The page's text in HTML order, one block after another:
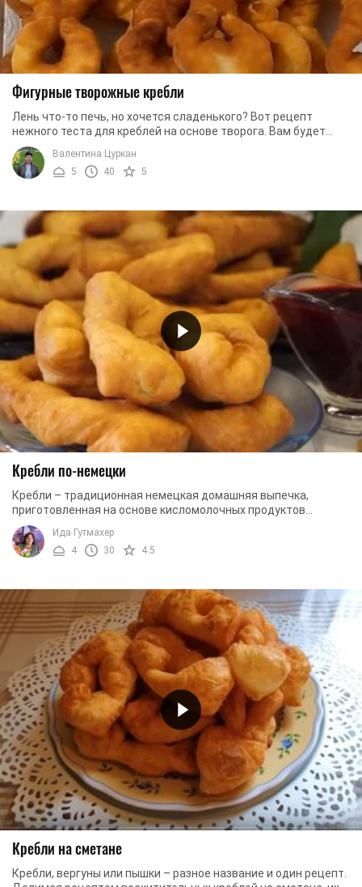
Фигурные творожные кребли
Лень что-то печь, но хочется сладенького? Вот рецепт
нежного теста для креблей на основе творога. Вам будет
сложно отказать себе в такой воздушной и ...
Валентина Цуркан
5
40 5
Кребли по-немецки
Кребли – традиционная немецкая домашняя выпечка,
приготовленная на основе кисломолочных продуктов
(сметаны, кефира, йогурта) и жареная во фритюре. ...
Ида Гутмахер
4
30 4.5
Кребли на сметане
Кребли, вергуны или пышки – разное название и один рецепт.